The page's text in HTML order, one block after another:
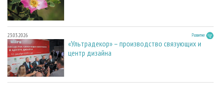
23.03.2026 Развитие
«Ультрадекор» – производство связующих и
центр дизайна